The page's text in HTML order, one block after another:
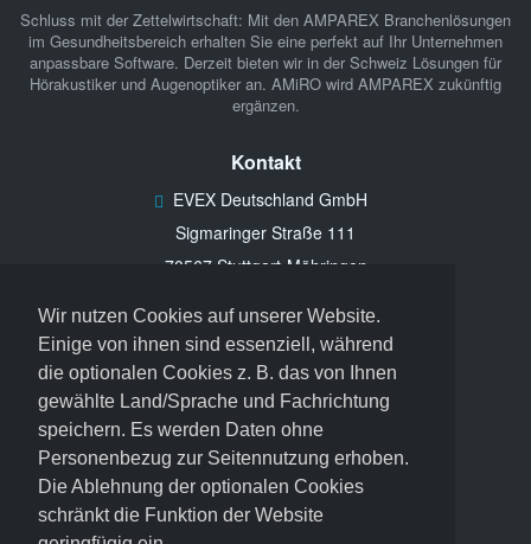
Wir nutzen Cookies auf unserer Website.
Einige von ihnen sind essenziell, während
die optionalen Cookies z. B. das von Ihnen
gewählte Land/Sprache und Fachrichtung
speichern. Es werden Daten ohne
Personenbezug zur Seitennutzung erhoben.
Die Ablehnung der optionalen Cookies
schränkt die Funktion der Website
Schluss mit der Zettelwirtschaft: Mit den AMPAREX Branchenlösungen
im Gesundheitsbereich erhalten Sie eine perfekt auf Ihr Unternehmen
anpassbare Software. Derzeit bieten wir in der Schweiz Lösungen für
Hörakustiker und Augenoptiker an. AMiRO wird AMPAREX zukünftig
ergänzen.
Kontakt
EVEX Deutschland GmbH
Sigmaringer Straße 111
70567 Stuttgart-Möhringen
Support +41-43-508-10-61
info@evex-group.com
Webseite
Datenschutz
Cookies widerrufen